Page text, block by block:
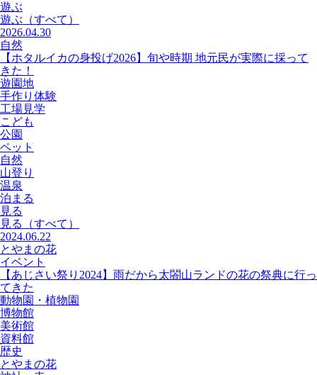
遊ぶ
遊ぶ （すべて）
2026.04.30
自然
【ホタルイカの身投げ2026】旬や時期 地元民が実際に採って
きた！
遊園地
手作り体験
工場見学
こども
公園
ペット
自然
山登り
温泉
泊まる
見る
見る
（すべて）
2024.06.22
とやまの花
イベント
【あじさい祭り2024】雨だから太閤山ランドの花の祭典に行っ
てきた
動物園・植物園
博物館
美術館
資料館
歴史
とやまの花